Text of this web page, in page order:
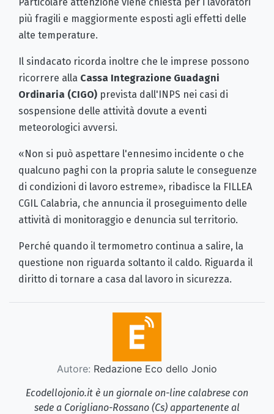
più fragili e maggiormente esposti agli effetti delle
alte temperature.
Il sindacato ricorda inoltre che le imprese possono
ricorrere alla Cassa Integrazione Guadagni
Ordinaria (CIGO) prevista dall'INPS nei casi di
sospensione delle attività dovute a eventi
meteorologici avversi.
«Non si può aspettare l'ennesimo incidente o che
qualcuno paghi con la propria salute le conseguenze
di condizioni di lavoro estreme», ribadisce la FILLEA
CGIL Calabria, che annuncia il proseguimento delle
attività di monitoraggio e denuncia sul territorio.
Perché quando il termometro continua a salire, la
questione non riguarda soltanto il caldo. Riguarda il
diritto di tornare a casa dal lavoro in sicurezza.
Autore: Redazione Eco dello Jonio
Ecodellojonio.it è un giornale on-line calabrese con
sede a Corigliano-Rossano (Cs) appartenente al